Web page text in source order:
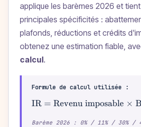
applique les barèmes 2026 et
principales spécificités :
plafonds, réductions et crédits
obtenez une estimation fiable,
calcul.
Formule de calcul utilisée :
IR = Revenu imposable ×
Barème 2026 : 0% / 11% / 30% /